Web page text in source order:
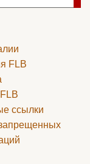
FLB
FLB
ссылки